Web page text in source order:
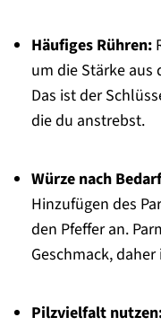
Häufiges Rühren:
um die Stärke aus
Das ist der
die du anstrebst.
Würze nach
Hinzufügen des
den Pfeffer an.
Geschmack,
Pilzvielfalt